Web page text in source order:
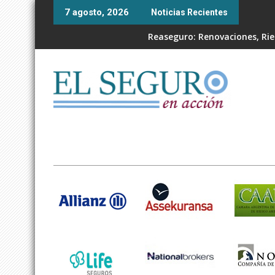
Skip
7 agosto, 2026 Noticias Recientes
Reaseguro: Renovaciones,
"El productor aumentado: